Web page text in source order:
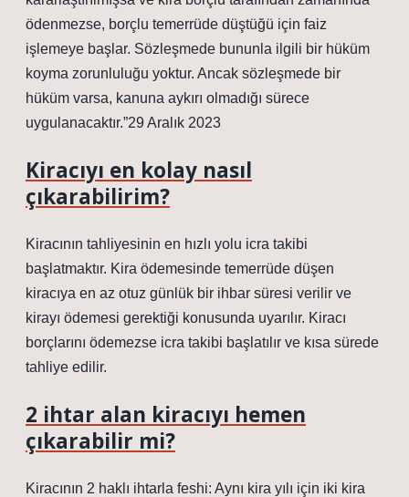
ödenmezse, borçlu temerrüde düştüğü için faiz
işlemeye başlar. Sözleşmede bununla ilgili bir hüküm
koyma zorunluluğu yoktur. Ancak sözleşmede bir
hüküm varsa, kanuna aykırı olmadığı sürece
uygulanacaktır.”29 Aralık 2023
Kiracıyı en kolay nasıl
çıkarabilirim?
Kiracının tahliyesinin en hızlı yolu icra takibi
başlatmaktır. Kira ödemesinde temerrüde düşen
kiracıya en az otuz günlük bir ihbar süresi verilir ve
kirayı ödemesi gerektiği konusunda uyarılır. Kiracı
borçlarını ödemezse icra takibi başlatılır ve kısa sürede
tahliye edilir.
2 ihtar alan kiracıyı hemen
çıkarabilir mi?
Kiracının 2 haklı ihtarla feshi: Aynı kira yılı için iki kira